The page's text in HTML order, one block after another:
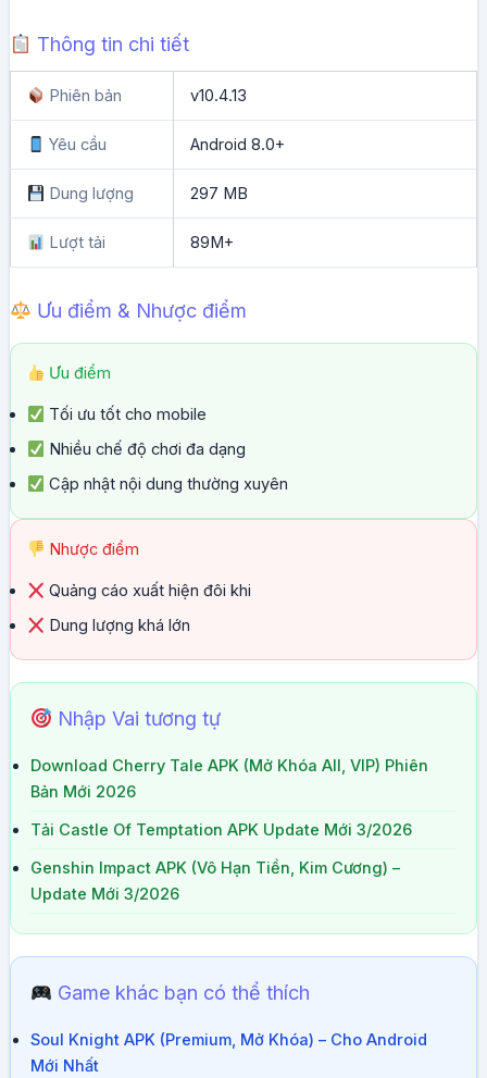
Thông tin chi tiết
Phiên bản v10.4.13
Yêu cầu Android 8.0+
Dung lượng 297 MB
Lượt tải 89M+
Ưu điểm & Nhược điểm
Ưu điểm
Tối ưu tốt cho mobile
Nhiều chế độ chơi đa dạng
Cập nhật nội dung thường xuyên
Nhược điểm
Quảng cáo xuất hiện đôi khi
Dung lượng khá lớn
Nhập Vai tương tự
Download Cherry Tale APK (Mở Khóa All, VIP) Phiên
Bản Mới 2026
Tải Castle Of Temptation APK Update Mới 3/2026
Genshin Impact APK (Vô Hạn Tiền, Kim Cương) –
Update Mới 3/2026
Game khác bạn có thể thích
Soul Knight APK (Premium, Mở Khóa) – Cho Android
Mới Nhất